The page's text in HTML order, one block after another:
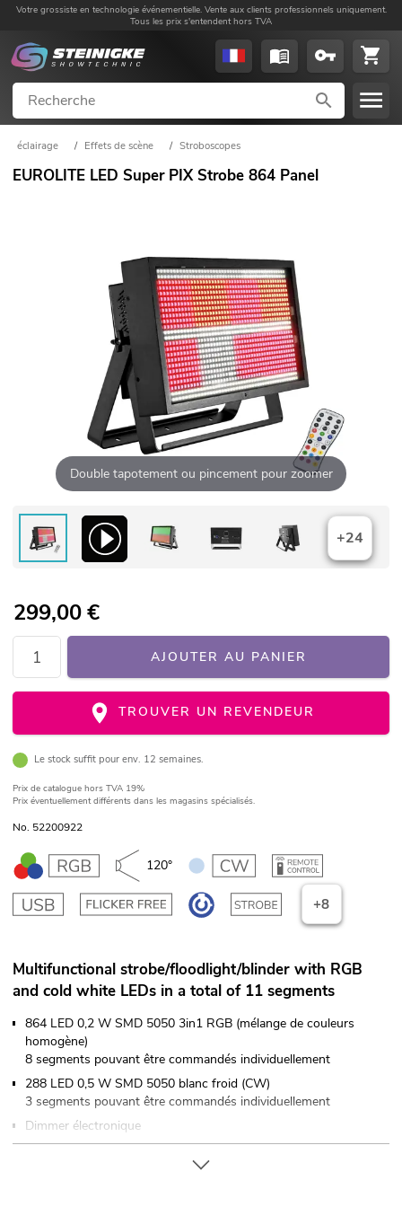
Votre grossiste en technologie événementielle. Vente aux clients professionnels uniquement.
Tous les prix s'entendent hors TVA
éclairage / Effets de scène / Stroboscopes
EUROLITE LED Super PIX Strobe 864 Panel
Double tapotement ou pincement pour zoomer
+24
299,00€
AJOUTER AU PANIER
TROUVER UN REVENDEUR
Le stock suffit pour env. 12 semaines.
Prix de catalogue hors TVA 19%
Prix éventuellement différents dans les magasins spécialisés.
No. 52200922
120°
+8
Multifunctional strobe/floodlight/blinder with RGB
and cold white LEDs in a total of 11 segments
864 LED 0,2 W SMD 5050 3in1 RGB (mélange de couleurs
homogène)
8 segments pouvant être commandés individuellement
288 LED 0,5 W SMD 5050 blanc froid (CW)
3 segments pouvant être commandés individuellement
Dimmer électronique
7 programmes de spectacle intégrés